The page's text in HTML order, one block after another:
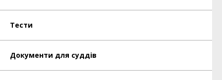
Тести
Документи для суддів